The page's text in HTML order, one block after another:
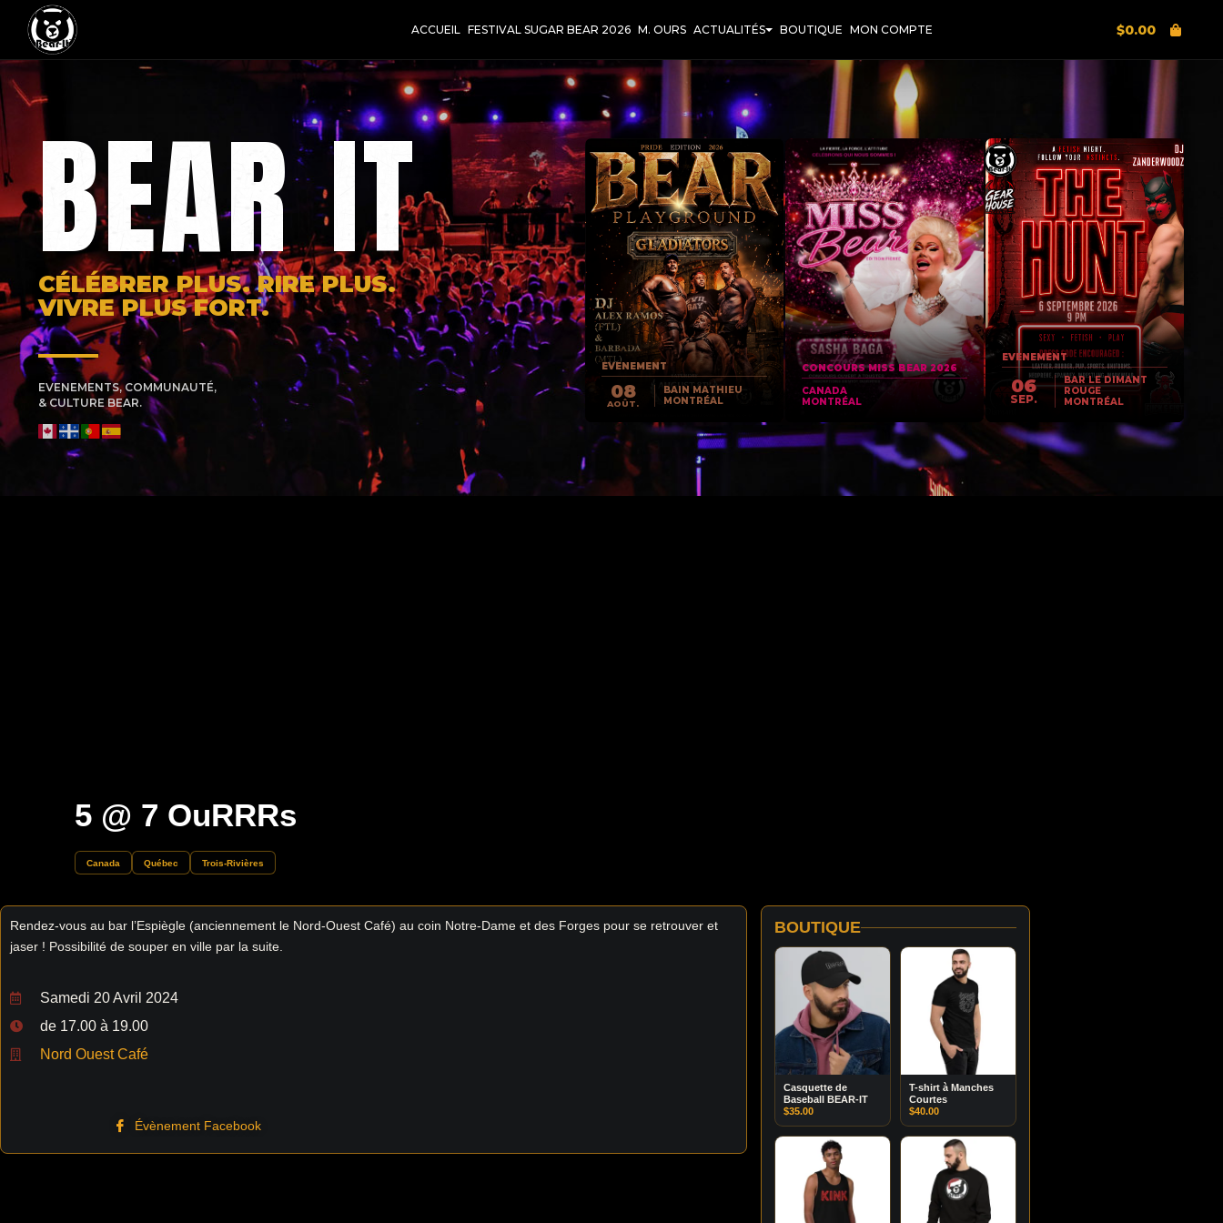
ACCUEIL FESTIVAL SUGAR BEAR 2026 M. OURS ACTUALITÉS BOUTIQUE MON COMPTE $0.00
BEAR IT
CÉLÉBRER PLUS. RIRE PLUS.
VIVRE PLUS FORT.
EVENEMENTS, COMMUNAUTÉ,
& CULTURE BEAR.
EVENEMENT
08
AOÛT.
BAIN MATHIEU
MONTRÉAL
CONCOURS MISS BEAR 2026
CANADA
MONTRÉAL
EVENEMENT
06
SEP.
BAR LE DIMANT
ROUGE
MONTRÉAL
5 @ 7 OuRRRs
Canada Québec Trois-Rivières
Rendez-vous au bar l’Espiègle (anciennement le Nord-Ouest Café) au coin Notre-Dame et des Forges pour se retrouver et
jaser ! Possibilité de souper en ville par la suite.
Samedi 20 Avril 2024
de 17.00 à 19.00
Nord Ouest Café
Évènement Facebook
BOUTIQUE
Casquette de
Baseball BEAR-IT
$35.00
T-shirt à Manches
Courtes
$40.00